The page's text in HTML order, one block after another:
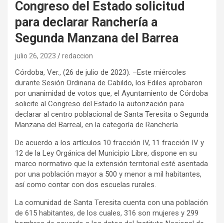
Congreso del Estado solicitud
para declarar Ranchería a
Segunda Manzana del Barrea
julio 26, 2023 redaccion
Córdoba, Ver., (26 de julio de 2023). –Este miércoles
durante Sesión Ordinaria de Cabildo, los Ediles aprobaron
por unanimidad de votos que, el Ayuntamiento de Córdoba
solicite al Congreso del Estado la autorización para
declarar al centro poblacional de Santa Teresita o Segunda
Manzana del Barreal, en la categoría de Ranchería.
De acuerdo a los artículos 10 fracción IV, 11 fracción IV y
12 de la Ley Orgánica del Municipio Libre, dispone en su
marco normativo que la extensión territorial esté asentada
por una población mayor a 500 y menor a mil habitantes,
así como contar con dos escuelas rurales.
La comunidad de Santa Teresita cuenta con una población
de 615 habitantes, de los cuales, 316 son mujeres y 299